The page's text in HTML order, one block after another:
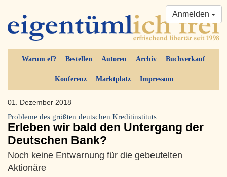
Warum ef? Bestellen Autoren Archiv Buchverkauf
Konferenz Marktplatz Impressum
Anmelden
01. Dezember 2018
Probleme des größten deutschen Kreditinstituts
Erleben wir bald den Untergang der
Deutschen Bank?
Noch keine Entwarnung für die gebeutelten
Aktionäre